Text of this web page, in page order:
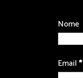
Nome
Email*